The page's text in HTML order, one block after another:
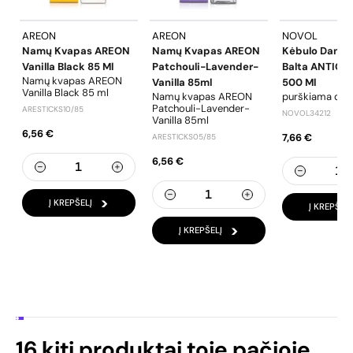
AREON
Namų Kvapas AREON
Vanilla Black 85 Ml
Namų kvapas AREON
Vanilla Black 85 ml
ARESTICKS10/85
6,56 €
Į KREPŠELĮ
AREON
Namų Kvapas AREON
Patchouli-Lavender-
Vanilla 85ml
Namų kvapas AREON
Patchouli-Lavender-
Vanilla 85ml
ARESTICKS05/85
6,56 €
Į KREPŠELĮ
NOVOL
Kėbulo
Balta
500 Ml
purškiama
NOVOL34212
7,66 €
Į KREPŠELĮ